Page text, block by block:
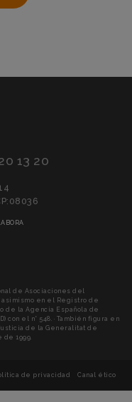
13 20
(CURRENT)
de Asociaciones del
asimismo en el Registro de
de la Agencia Española de
el n° 548. · También figura en
de la Generalitat de
de 1999.
de privacidad Canal ético